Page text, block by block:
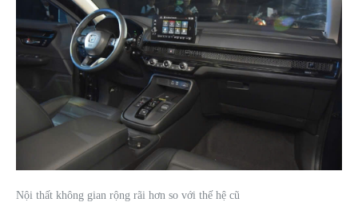
Nội thất không gian rộng rãi hơn so với thế hệ cũ